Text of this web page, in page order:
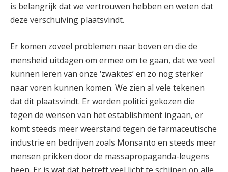
is belangrijk dat we vertrouwen hebben en weten dat
deze verschuiving plaatsvindt.
Er komen zoveel problemen naar boven en die de
mensheid uitdagen om ermee om te gaan, dat we veel
kunnen leren van onze ‘zwaktes’ en zo nog sterker
naar voren kunnen komen. We zien al vele tekenen
dat dit plaatsvindt. Er worden politici gekozen die
tegen de wensen van het establishment ingaan, er
komt steeds meer weerstand tegen de farmaceutische
industrie en bedrijven zoals Monsanto en steeds meer
mensen prikken door de massapropaganda-leugens